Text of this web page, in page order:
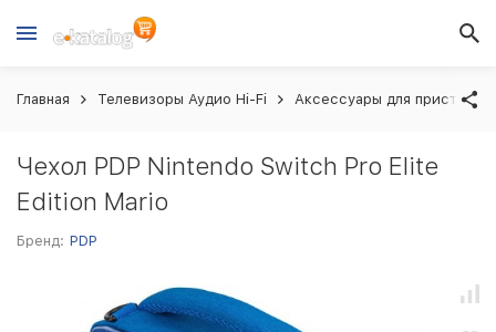
Главная Телевизоры Аудио Hi-Fi Аксессуары для приставок
Чехол PDP Nintendo Switch Pro Elite
Edition Mario
Бренд: PDP